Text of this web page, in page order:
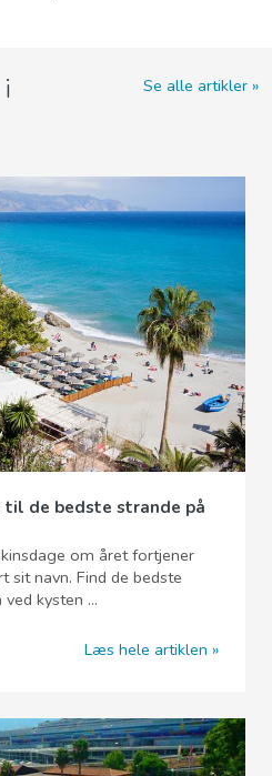
Se alle artikler
til de bedste strande på
om året fortjener
sit navn. Find de bedste
kysten ...
Læs hele artiklen